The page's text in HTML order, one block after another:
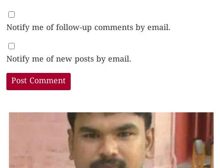
Notify me of follow-up comments by email.
Notify me of new posts by email.